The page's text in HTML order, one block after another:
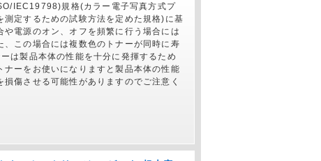
IEC19798)規格(カラー電子写真方式プ
定するための試験方法を定めた規格)に基
電源のオン、オフを頻繁に行う場合には
、この場合には複数色のトナーが同時に寿
は製品本体の性能を十分に発揮するため
ーをお使いになりますと製品本体の性能
傷させる可能性がありますのでご注意く